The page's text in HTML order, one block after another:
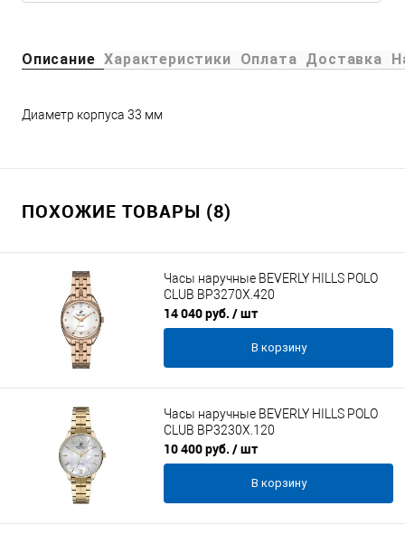
Описание Характеристики Оплата Доставка
Диаметр корпуса 33 мм
ПОХОЖИЕ ТОВАРЫ (8)
Часы наручные BEVERLY HILLS POLO
CLUB BP3270X.420
14 040 руб. / шт
В корзину
Часы наручные BEVERLY HILLS POLO
CLUB BP3230X.120
10 400 руб. / шт
В корзину